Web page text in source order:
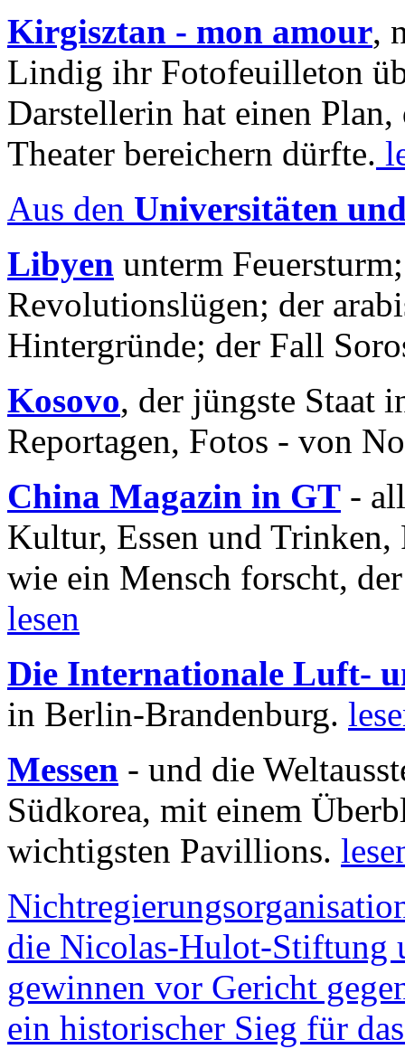
Kirgisztan - mon amour,
Lindig ihr Fotofeuilleton
Darstellerin hat einen Plan,
Theater bereichern dürfte.
Aus den Universitäten
Libyen unterm
Revolutionslügen; der
Hintergründe; der Fall
Kosovo, der jüngste Staat
Reportagen, Fotos - von
China Magazin in GT -
Kultur, Essen und
wie ein Mensch forscht,
lesen
Die Internationale Luft-
in Berlin-Brandenburg.
Messen - und die
Südkorea, mit einem
wichtigsten Pavillions.
die Nicolas-Hulot-Stiftung
gewinnen vor Gericht
ein historischer Sieg für